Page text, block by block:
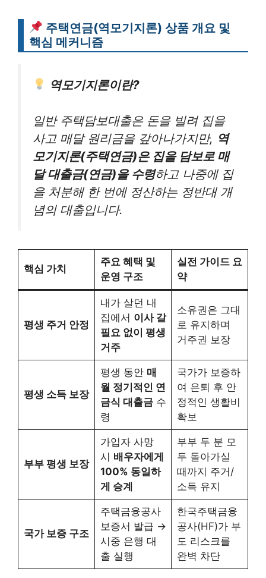
주택연금(역모기지론) 상품 개요 및
핵심 메커니즘
역모기지론이란?
일반 주택담보대출은 돈을 빌려 집을
사고 매달 원리금을 갚아나가지만, 역
모기지론(주택연금)은 집을 담보로 매
달 대출금(연금)을 수령하고 나중에 집
을 처분해 한 번에 정산하는 정반대 개
념의 대출입니다.
핵심 가치
주요 혜택 및
운영 구조
실전 가이드 요
약
평생 주거 안정
내가 살던 내
집에서 이사 갈
필요 없이 평생
거주
소유권은 그대
로 유지하며
거주권 보장
평생 소득 보장
평생 동안 매
월 정기적인 연
금식 대출금수
령
국가가 보증하
여 은퇴 후 안
정적인 생활비
확보
부부 평생 보장
가입자 사망
시 배우자에게
100% 동일하
게 승계
부부 두 분 모
두 돌아가실
때까지 주거/
소득 유지
국가 보증 구조
주택금융공사
보증서 발급 →
시중 은행 대
출 실행
한국주택금융
공사(HF)가 부
도 리스크를
완벽 차단